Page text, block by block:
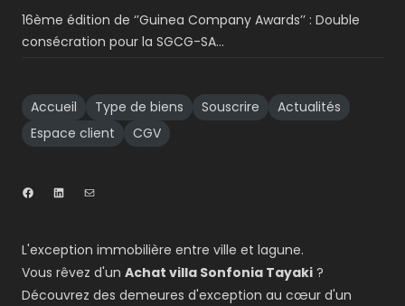
16ème édition de ‘’Guinea Company Awards’’ : Double
consécration pour la SGCG-SA…
Accueil Type de biens Souscrire
Actualités
Espace client
CGV
L'exception immobilière entre ville et lagune.
Vous rêvez d'un Achat villa Sonfonia Tayaki ?
Découvrez des demeures d'exception au cœur d'un